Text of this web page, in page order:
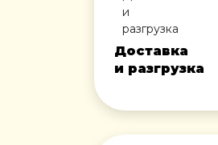
Доставка
и разгрузка